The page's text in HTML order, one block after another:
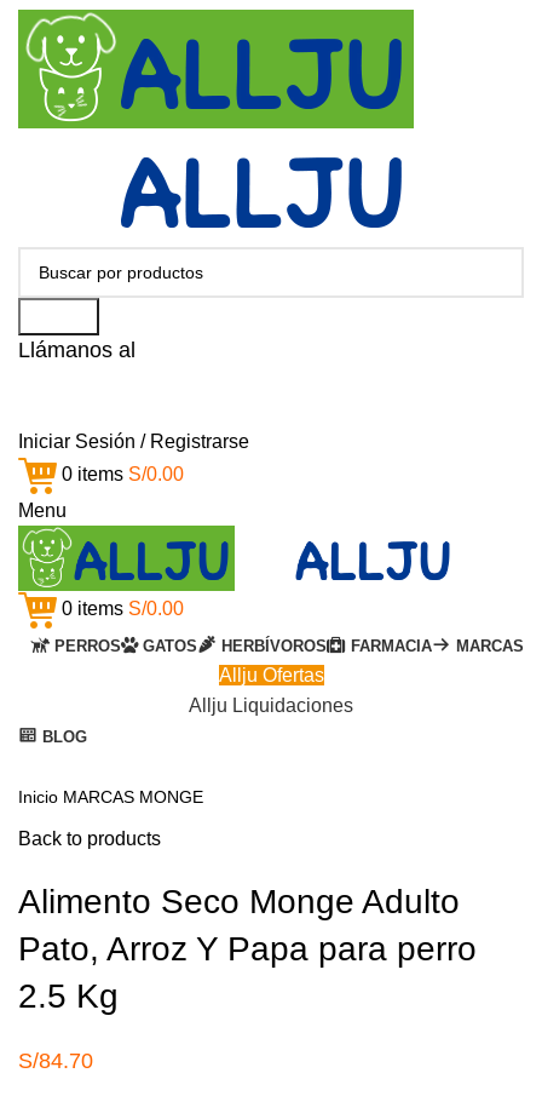
Llámanos al
Iniciar Sesión / Registrarse
0 items S/0.00
Menu
0 items S/0.00
PERROS GATOS HERBÍVOROS FARMACIA MARCAS
Allju Ofertas
Allju Liquidaciones
BLOG
Click to enlarge
Inicio MARCAS MONGE
Back to products
Alimento Seco Monge Adulto
Pato, Arroz Y Papa para perro
2.5 Kg
S/84.70